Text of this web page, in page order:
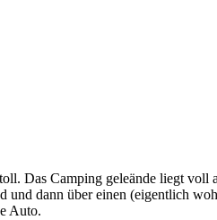
Das Camping geleände liegt
dann über einen (eigentlich
Auto.